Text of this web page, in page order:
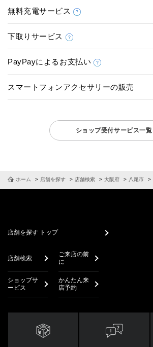
無料充電サービス
下取りサービス
PayPayによるお支払い
スマートフォンアクセサリーの販売
ショップ受付サービス一覧
ホーム 店舗を探す 店舗検索 大阪府 八尾市
店舗を探す トップ
店舗検索
ご来店の前
に
ショップサ
ービス
かんたん来
店予約